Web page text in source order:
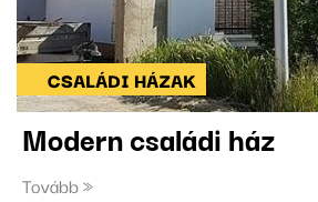
CSALÁDI HÁZAK
Modern családi ház
Tovább